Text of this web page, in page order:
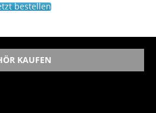
bestellen
KAUFEN